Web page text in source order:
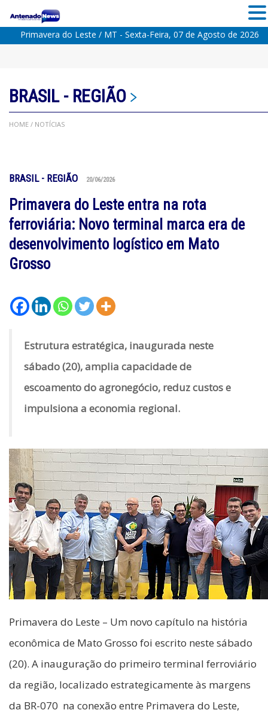
Primavera do Leste / MT - Sexta-Feira, 07 de Agosto de 2026
BRASIL- REGIÃO
HOME / NOTÍCIAS
BRASIL- REGIÃO 20/06/2026
​Primavera do Leste entra na rota
ferroviária: Novo terminal marca era de
desenvolvimento logístico em Mato
Grosso
Estrutura estratégica, inaugurada neste
sábado (20), amplia capacidade de
escoamento do agronegócio, reduz custos e
impulsiona a economia regional.
Primavera do Leste – Um novo capítulo na história
econômica de Mato Grosso foi escrito neste sábado
(20). A inauguração do primeiro terminal ferroviário
da região, localizado estrategicamente às margens
da BR-070 na conexão entre Primavera do Leste,